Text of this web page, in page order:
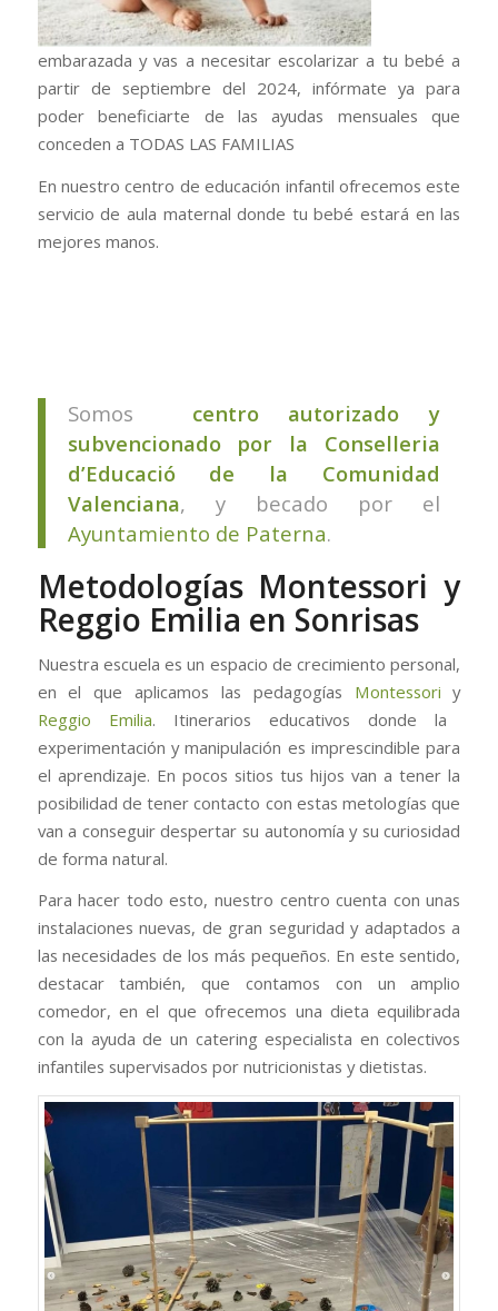
embarazada y vas a necesitar escolarizar a tu bebé a
partir de septiembre del 2024, infórmate ya para
poder beneficiarte de las ayudas mensuales que
conceden a TODAS LAS FAMILIAS
En nuestro centro de educación infantil ofrecemos este
servicio de aula maternal donde tu bebé estará en las
mejores manos.
Somos centro autorizado y
subvencionado por la Conselleria
d’Educació de la Comunidad
Valenciana, y becado por el
Ayuntamiento de Paterna.
Metodologías Montessori y
Reggio Emilia en Sonrisas
Nuestra escuela es un espacio de crecimiento personal,
en el que aplicamos las pedagogías Montessori y
Reggio Emilia. Itinerarios educativos donde la
experimentación y manipulación es imprescindible para
el aprendizaje. En pocos sitios tus hijos van a tener la
posibilidad de tener contacto con estas metologías que
van a conseguir despertar su autonomía y su curiosidad
de forma natural.
Para hacer todo esto, nuestro centro cuenta con unas
instalaciones nuevas, de gran seguridad y adaptados a
las necesidades de los más pequeños. En este sentido,
destacar también, que contamos con un amplio
comedor, en el que ofrecemos una dieta equilibrada
con la ayuda de un catering especialista en colectivos
infantiles supervisados por nutricionistas y dietistas.